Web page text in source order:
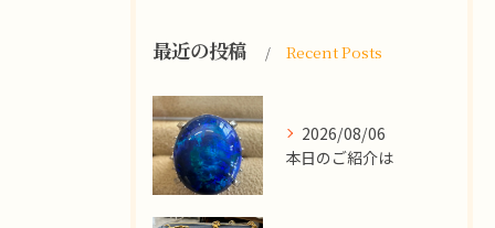
最近の投稿 Recent Posts
2026/08/06
本日のご紹介は